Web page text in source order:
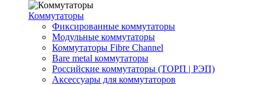
Коммутаторы
Фиксированные коммутаторы
Модульные коммутаторы
Коммутаторы Fibre Channel
Bare metal коммутаторы
Российские коммутаторы (ТОРП | РЭП)
Аксессуары для коммутаторов